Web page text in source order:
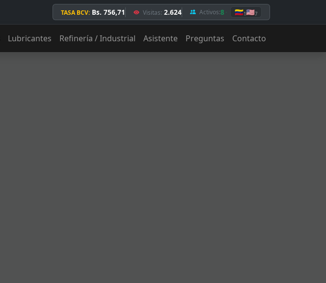
TASA BCV: Bs. 756,71 Visitas: 2.624 Activos:8 🇻🇪1🇺🇸7
Lubricantes Refinería / Industrial Asistente Preguntas Contacto